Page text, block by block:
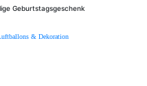
Geburtstagsgeschenk
& Dekoration